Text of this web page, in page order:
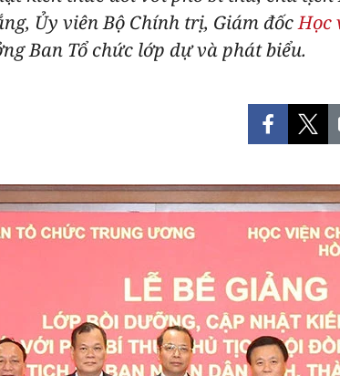
Ủy viên Bộ Chính trị, Giám đốcHọc
Ban Tổ chức lớp dự và phát biểu.